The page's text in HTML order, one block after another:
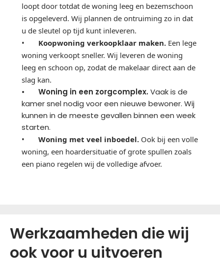
loopt door totdat de woning leeg en bezemschoon
is opgeleverd. Wij plannen de ontruiming zo in dat
u de sleutel op tijd kunt inleveren.
• Koopwoning verkoopklaar maken. Een lege
woning verkoopt sneller. Wij leveren de woning
leeg en schoon op, zodat de makelaar direct aan de
slag kan.
• Woning in een zorgcomplex. Vaak is de
kamer snel nodig voor een nieuwe bewoner. Wij
kunnen in de meeste gevallen binnen een week
starten.
• Woning met veel inboedel. Ook bij een volle
woning, een hoardersituatie of grote spullen zoals
een piano regelen wij de volledige afvoer.
Werkzaamheden die wij
ook voor u uitvoeren